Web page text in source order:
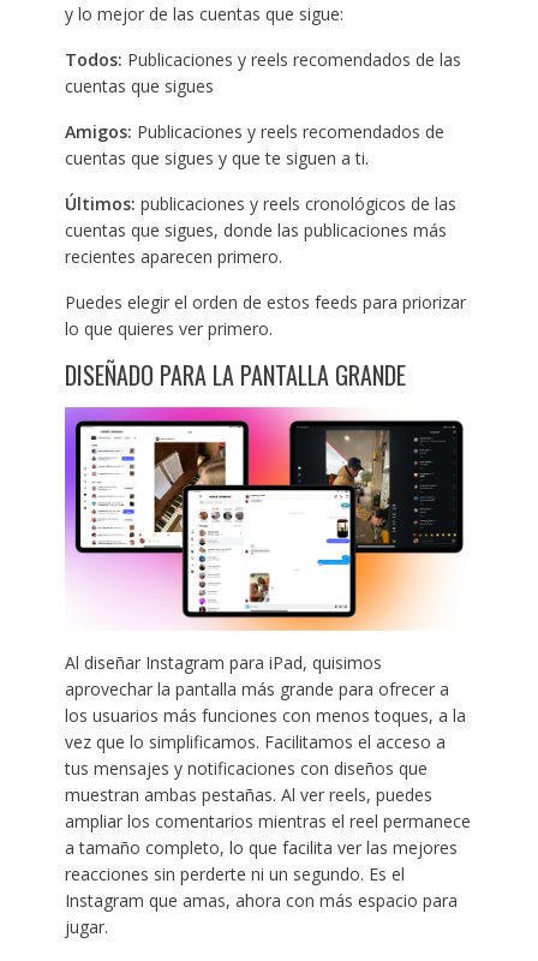
y lo mejor de las cuentas que sigue:
Todos: Publicaciones y reels recomendados de las
cuentas que sigues
Amigos: Publicaciones y reels recomendados de
cuentas que sigues y que te siguen a ti.
Últimos: publicaciones y reels cronológicos de las
cuentas que sigues, donde las publicaciones más
recientes aparecen primero.
Puedes elegir el orden de estos feeds para priorizar
lo que quieres ver primero.
DISEÑADO PARA LA PANTALLA GRANDE
Al diseñar Instagram para iPad, quisimos
aprovechar la pantalla más grande para ofrecer a
los usuarios más funciones con menos toques, a la
vez que lo simplificamos. Facilitamos el acceso a
tus mensajes y notificaciones con diseños que
muestran ambas pestañas. Al ver reels, puedes
ampliar los comentarios mientras el reel permanece
a tamaño completo, lo que facilita ver las mejores
reacciones sin perderte ni un segundo. Es el
Instagram que amas, ahora con más espacio para
jugar.